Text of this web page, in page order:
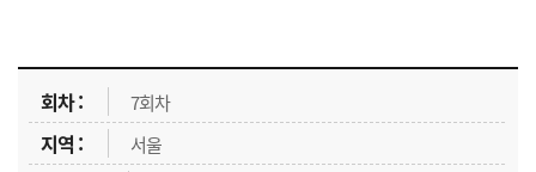
교육신청 목록을 나타낸 표로 회차, 지역, 접수기간, 교육기간, 교육장소, 신청인원/모집인원, 상태로 나뉘어 설명합니다.
7회차
서울